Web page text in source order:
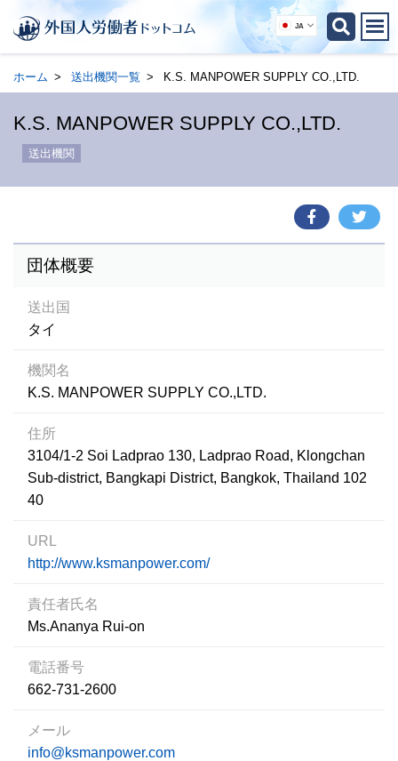
JA
ホーム 送出機関一覧 K.S. MANPOWER SUPPLY CO.,LTD.
K.S. MANPOWER SUPPLY CO.,LTD.
送出機関
団体概要
送出国
タイ
機関名
K.S. MANPOWER SUPPLY CO.,LTD.
住所
3104/1-2 Soi Ladprao 130, Ladprao Road, Klongchan
Sub-district, Bangkapi District, Bangkok, Thailand 102
40
URL
http://www.ksmanpower.com/
責任者氏名
Ms.Ananya Rui-on
電話番号
662-731-2600
メール
info@ksmanpower.com